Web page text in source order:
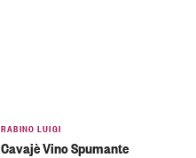
RABINO LUIGI
Cavajè Vino Spumante